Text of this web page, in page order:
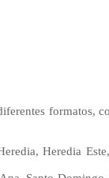
formatos,
Heredia